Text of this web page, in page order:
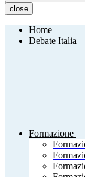
close
Home
Debate Italia
Formazione